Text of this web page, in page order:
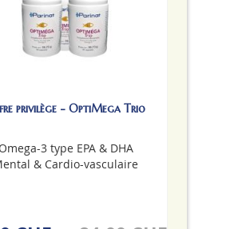
privilège - OptiMega Trio
Omega-3 type EPA & DHA
& Cardio-vasculaire